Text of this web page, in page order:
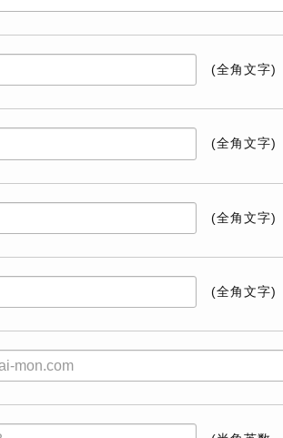
(全角文字)
(全角文字)
(全角文字)
(全角文字)